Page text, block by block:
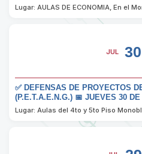
Lugar: AULAS DE ECONOMIA, En el
JUL 30
✅ DEFENSAS DE PROYECTOS
(P.E.T.A.E.N.G.) 📅 JUEVES 30
Lugar: Aulas del 4to y 5to Piso